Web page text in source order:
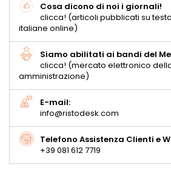
Cosa dicono di noi i giornali!
clicca! (articoli pubblicati su
italiane online)
Siamo abilitati ai bandi del
clicca! (mercato elettronico
amministrazione)
E-mail:
info@ristodesk.com
Telefono Assistenza Clienti e
+39 081 612 7719